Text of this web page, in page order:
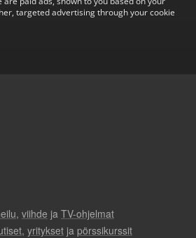
targeted advertising through your cookie